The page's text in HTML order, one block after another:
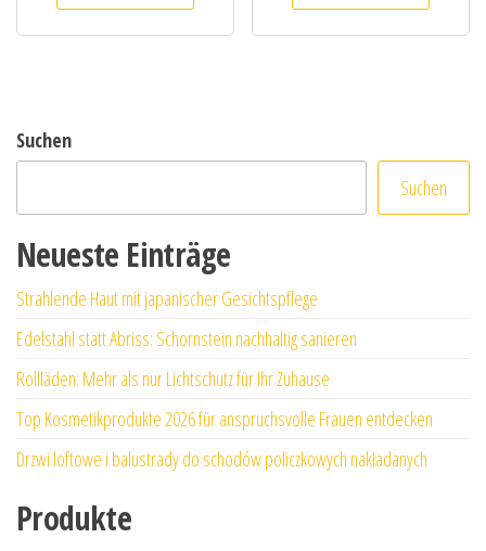
Suchen
Suchen
Neueste Einträge
Strahlende Haut mit japanischer Gesichtspflege
Edelstahl statt Abriss: Schornstein nachhaltig sanieren
Rollläden: Mehr als nur Lichtschutz für Ihr Zuhause
Top Kosmetikprodukte 2026 für anspruchsvolle Frauen entdecken
Drzwi loftowe i balustrady do schodów policzkowych nakładanych
Produkte